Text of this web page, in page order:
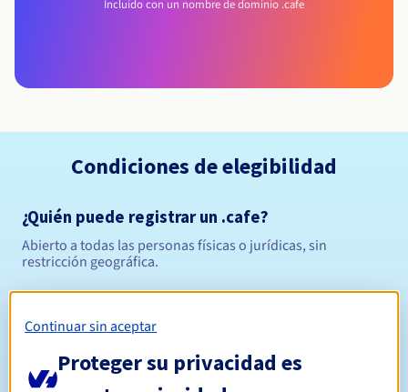
Incluido con un nombre de dominio .cafe
Condiciones de elegibilidad
¿Quién puede registrar un .cafe?
Abierto a todas las personas físicas o jurídicas, sin
restricción geográfica.
Continuar sin aceptar
Proteger su privacidad es